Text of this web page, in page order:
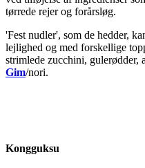
tørrede rejer og forårsløg.
'Fest nudler', som de hedder,
lejlighed og med forskellige
strimlede zucchini, gulerødder,
Gim/nori.
Kongguksu